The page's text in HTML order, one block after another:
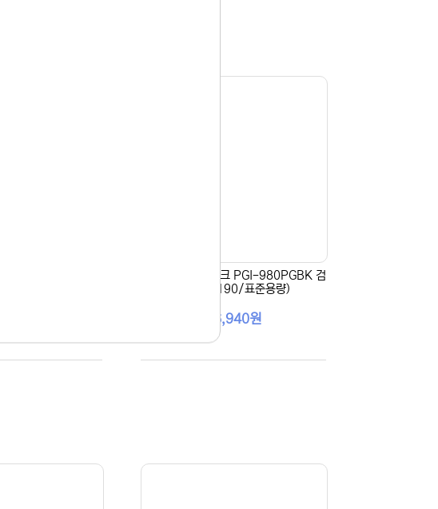
[Canon] 정품잉크 PGI-980PGBK 검
정 (TS8190/표준용량)
16,940원